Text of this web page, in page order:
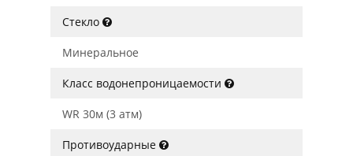
Стекло
Минеральное
Класс водонепроницаемости
WR 30м (3 атм)
Противоударные